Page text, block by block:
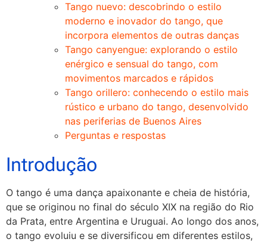
Tango nuevo: descobrindo o estilo
moderno e inovador do tango, que
incorpora elementos de outras danças
Tango canyengue: explorando o estilo
enérgico e sensual do tango, com
movimentos marcados e rápidos
Tango orillero: conhecendo o estilo mais
rústico e urbano do tango, desenvolvido
nas periferias de Buenos Aires
Perguntas e respostas
Introdução
O tango é uma dança apaixonante e cheia de história,
que se originou no final do século XIX na região do Rio
da Prata, entre Argentina e Uruguai. Ao longo dos anos,
o tango evoluiu e se diversificou em diferentes estilos,